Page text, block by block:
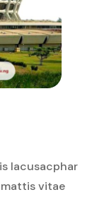
lacusacphar
vitae